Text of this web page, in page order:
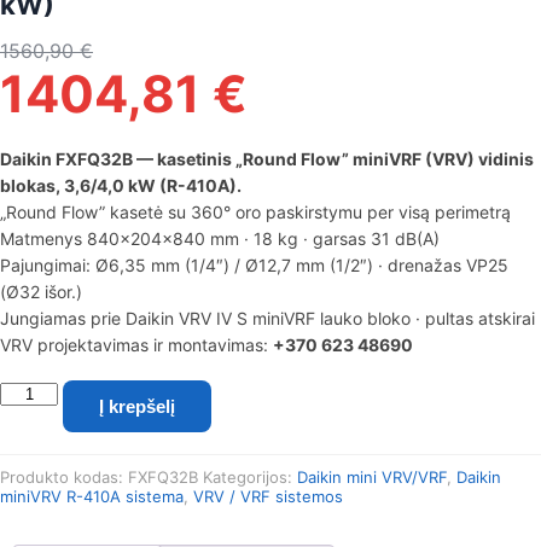
1560,90€
1404,81 €
Daikin FXFQ32B — kasetinis „Round Flow” miniVRF (VRV) vidinis
blokas, 3,6/4,0 kW (R-410A).
„Round Flow” kasetė su 360° oro paskirstymu per visą perimetrą
Matmenys 840×204×840 mm · 18 kg · garsas 31 dB(A)
Pajungimai: Ø6,35 mm (1/4″) / Ø12,7 mm (1/2″) · drenažas VP25
(Ø32 išor.)
Jungiamas prie Daikin VRV IV S miniVRF lauko bloko · pultas atskirai
VRV projektavimas ir montavimas: +370 623 48690
produkto
kasetinis
Į krepšelį
Produkto kodas: FXFQ32B Kategorijos: Daikin mini VRV/VRF Daikin
miniVRV R-410A sistema VRV / VRF sistemos